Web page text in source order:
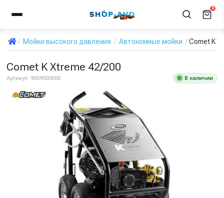
0
Мойки высокого давления Автономные мойки Comet K
Comet K Xtreme 42/200
Артикул: 9059000600 В наличии